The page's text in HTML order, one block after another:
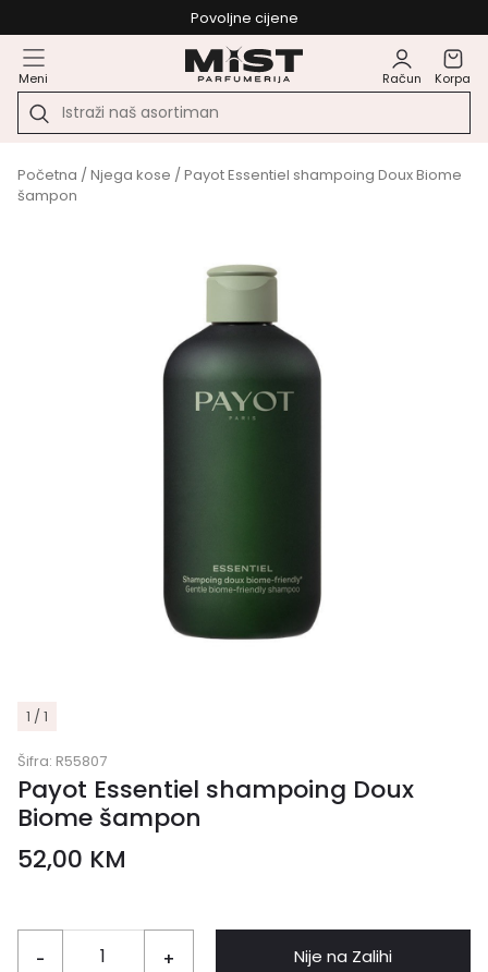
Povoljne cijene
Meni Račun Korpa
Početna /Njega kose / Payot Essentiel shampoing Doux Biome
šampon
1 / 1
Šifra: R55807
Payot Essentiel shampoing Doux
Biome šampon
52,00 KM
- + Nije na Zalihi